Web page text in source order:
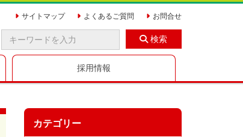
サイトマップ よくあるご質問 お問合せ
検索
採用情報
カテゴリー